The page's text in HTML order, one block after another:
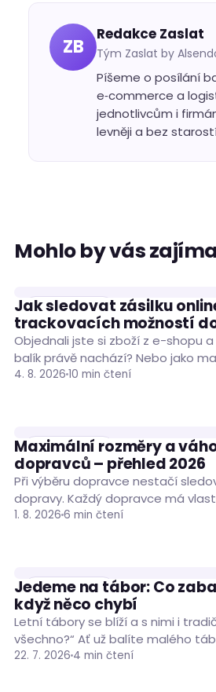
ZB
Redakce Zaslat
Tým Zaslat by
Píšeme o posílání
e‑commerce a
jednotlivcům i
levněji a bez
Mohlo by vás
RADY A TIPY
Jak sledovat zásilku
trackovacích možností
Objednali jste si zboží z e-shopu
balík právě nachází? Nebo jako
porovnáváte trackovací možnosti
4. 8. 2026 10 min čtení
RADY A TIPY
Maximální rozměry a
dopravců – přehled 2026
Při výběru dopravce nestačí
dopravy. Každý dopravce má
hmotnost, rozměry i obvod zásilky
1. 8. 2026 6 min čtení
RADY A TIPY
Jedeme na tábor: Co
když něco chybí
Letní tábory se blíží a s nimi i
všechno?“ Ať už balíte malého
máte za sebou…
22. 7. 2026 4 min čtení